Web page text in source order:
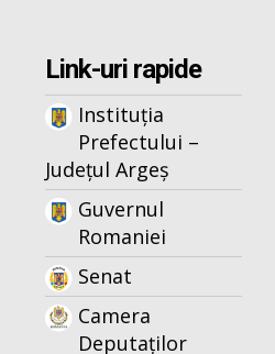
Link-uri rapide
Instituția
Prefectului –
Județul Argeș
Guvernul
Romaniei
Senat
Camera
Deputaților